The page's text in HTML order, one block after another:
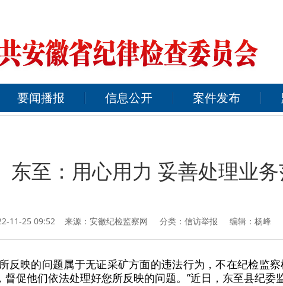
要闻播报 信息公开 案件发布
东至：用心用力 妥善处理业
11-25 09:52 来源： 安徽纪检监察网 分类：信访举报 编辑：杨峰
反映的问题属于无证采矿方面的违法行为，不在纪检监
督促他们依法处理好您所反映的问题。”近日，东至县纪委